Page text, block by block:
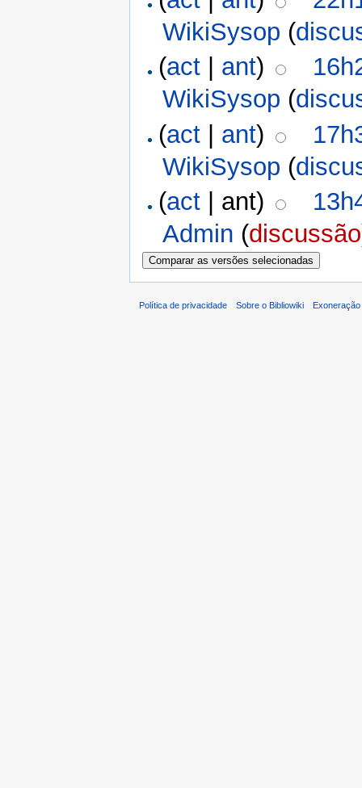
WikiSysop (
(act ant)
WikiSysop (
(act | ant)
WikiSysop (
(act | ant)
Admin (discussão
Política de privacidade Sobre o Bibliowiki